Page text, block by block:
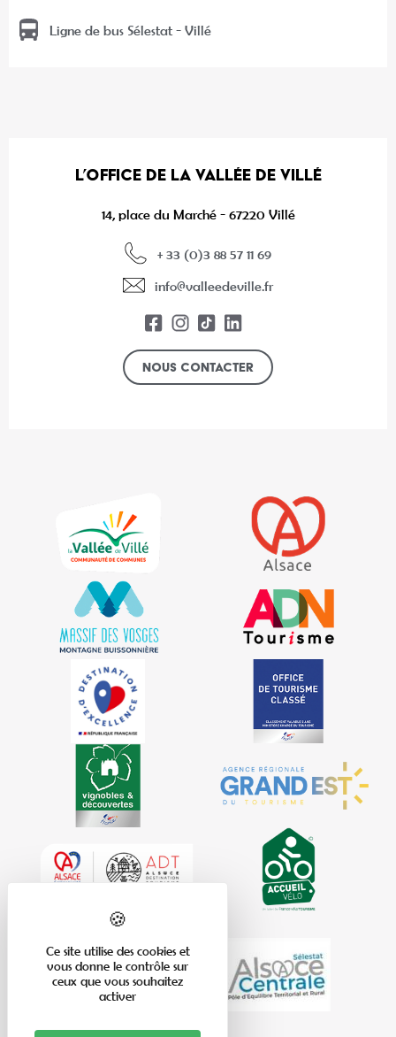
Ligne de bus Sélestat - Villé
L’OFFICE DE LA VALLÉE DE VILLÉ
14, place du Marché - 67220 Villé
+ 33 (0)3 88 57 11 69
info@valleedeville.fr
Nous contacter
Ce site utilise des cookies et
vous donne le contrôle sur
ceux que vous souhaitez
activer